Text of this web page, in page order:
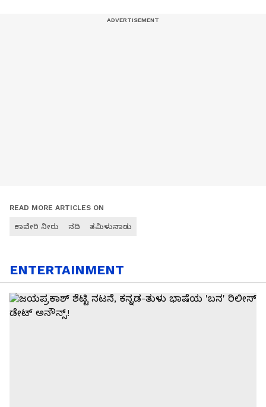
READ MORE ARTICLES ON
ಕಾವೇರಿ ನೀರು ನದಿ ತಮಿಳುನಾಡು
ENTERTAINMENT